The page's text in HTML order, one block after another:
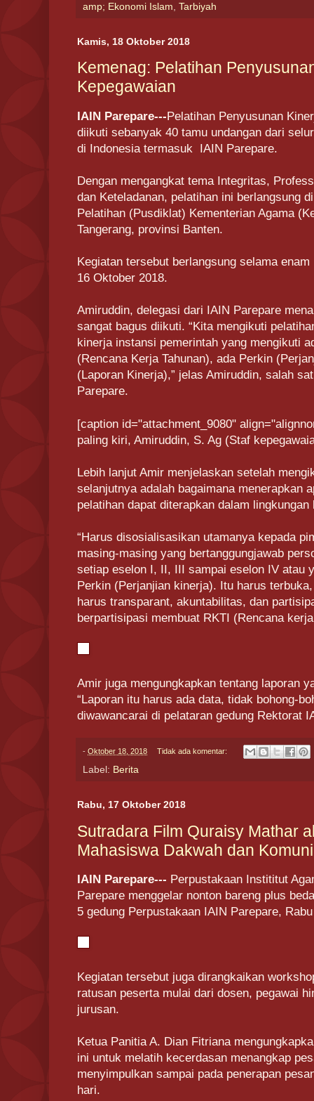
amp; Ekonomi Islam Tarbiyah
Kamis, 18 Oktober 2018
Kemenag: Pelatihan
Kepegawaian
IAIN Parepare---Pelatihan Penyusunan
diikuti sebanyak 40 tamu undangan dari
di Indonesia termasuk IAIN Parepare.
Dengan mengangkat tema Integritas,
dan Keteladanan, pelatihan ini berlangsung
Pelatihan (Pusdiklat) Kementerian Agama
Tangerang, provinsi Banten.
Kegiatan tersebut berlangsung selama
16 Oktober 2018.
Amiruddin, delegasi dari IAIN Parepare
sangat bagus diikuti. “Kita mengikuti
kinerja instansi pemerintah yang mengikuti
(Rencana Kerja Tahunan), ada Perkin
(Laporan Kinerja),” jelas Amiruddin, salah
Parepare.
[caption id="attachment_9080"
paling kiri, Amiruddin, S. Ag (Staf
Lebih lanjut Amir menjelaskan setelah
selanjutnya adalah bagaimana menerapkan
pelatihan dapat diterapkan dalam
“Harus disosialisasikan utamanya kepada
masing-masing yang bertanggungjawab
setiap eselon I, II, III sampai eselon IV atau
Perkin (Perjanjian kinerja). Itu harus
harus transparant, akuntabilitas, dan
berpartisipasi membuat RKTI (Rencana
Amir juga mengungkapkan tentang laporan
“Laporan itu harus ada data, tidak bohong-
diwawancarai di pelataran gedung Rektorat
- Oktober 18, 2018 Tidak ada komentar:
Label: Berita
Rabu, 17 Oktober 2018
Sutradara Film Quraisy Mathar
Mahasiswa Dakwah dan
IAIN Parepare--- Perpustakaan Instititut
Parepare menggelar nonton bareng plus
5 gedung Perpustakaan IAIN Parepare,
Kegiatan tersebut juga dirangkaikan
ratusan peserta mulai dari dosen, pegawai
jurusan.
Ketua Panitia A. Dian Fitriana
ini untuk melatih kecerdasan menangkap
menyimpulkan sampai pada penerapan
hari.